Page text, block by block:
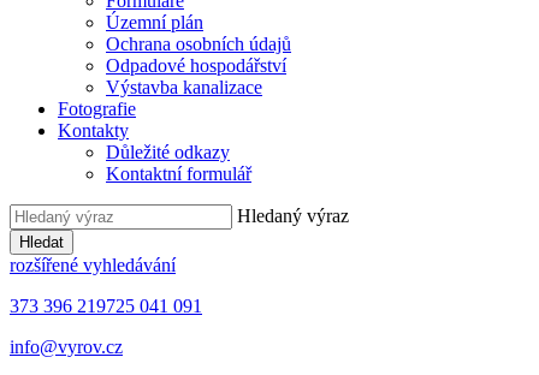
Územní plán
Ochrana osobních údajů
Odpadové hospodářství
Výstavba kanalizace
Fotografie
Kontakty
Důležité odkazy
Kontaktní formulář
Hledaný výraz
Hledat
rozšířené vyhledávání
373 396 219725 041 091
info@vyrov.cz